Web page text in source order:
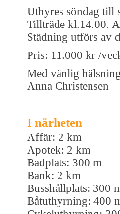
Uthyres söndag till
Tillträde kl.14.00.
Städning utförs av
Pris: 11.000 kr /
Med vänlig hälsning
Anna Christensen
I närheten
Affär: 2 km
Apotek: 2 km
Badplats: 300 m
Bank: 2 km
Busshållplats: 300
Båtuthyrning: 400